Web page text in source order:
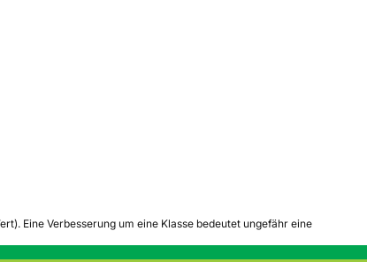
Eine Verbesserung um eine Klasse bedeutet ungefähr eine